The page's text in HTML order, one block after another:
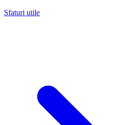
Sfaturi utile